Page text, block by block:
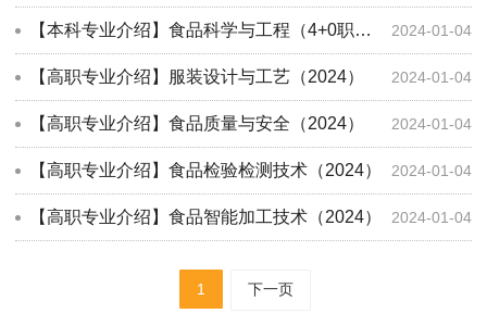
【本科专业介绍】食品科学与工程（4+0职本联办）（2024） 2024-01-04
【高职专业介绍】服装设计与工艺（2024） 2024-01-04
【高职专业介绍】食品质量与安全（2024） 2024-01-04
【高职专业介绍】食品检验检测技术（2024） 2024-01-04
【高职专业介绍】食品智能加工技术（2024） 2024-01-04
1 下一页